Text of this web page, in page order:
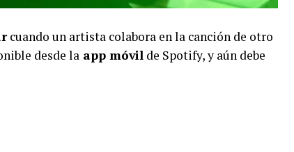
cuando un artista colabora en la canción de otro
desde la app móvil de Spotify, y aún debe